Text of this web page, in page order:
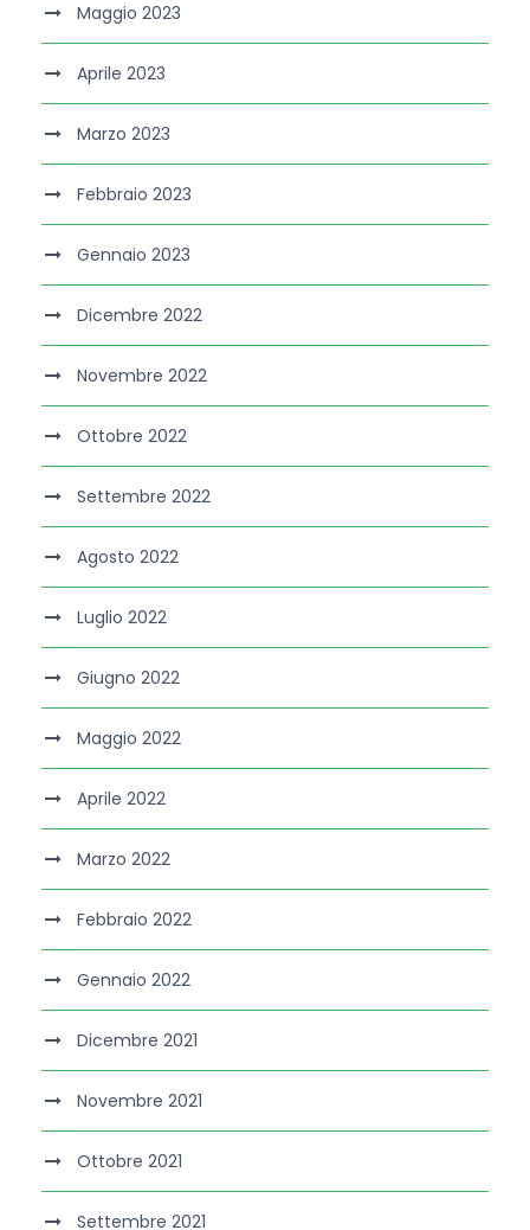
Maggio 2023
Aprile 2023
Marzo 2023
Febbraio 2023
Gennaio 2023
Dicembre 2022
Novembre 2022
Ottobre 2022
Settembre 2022
Agosto 2022
Luglio 2022
Giugno 2022
Maggio 2022
Aprile 2022
Marzo 2022
Febbraio 2022
Gennaio 2022
Dicembre 2021
Novembre 2021
Ottobre 2021
Settembre 2021